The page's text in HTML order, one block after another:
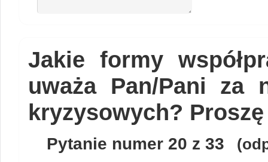
Jakie formy
uważa Pan/Pani za
kryzysowych?
Pytanie numer 20 z 33